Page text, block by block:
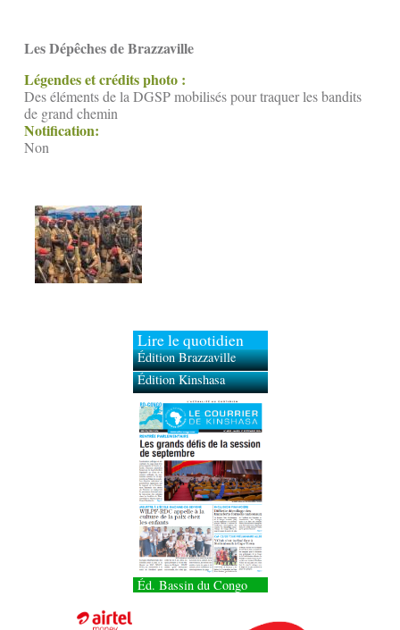
Les Dépêches de Brazzaville
Légendes et crédits photo :
Des éléments de la DGSP mobilisés pour traquer les bandits
de grand chemin
Notification:
Non
Lire le quotidien
Édition Brazzaville
Édition Kinshasa
Éd. Bassin du Congo